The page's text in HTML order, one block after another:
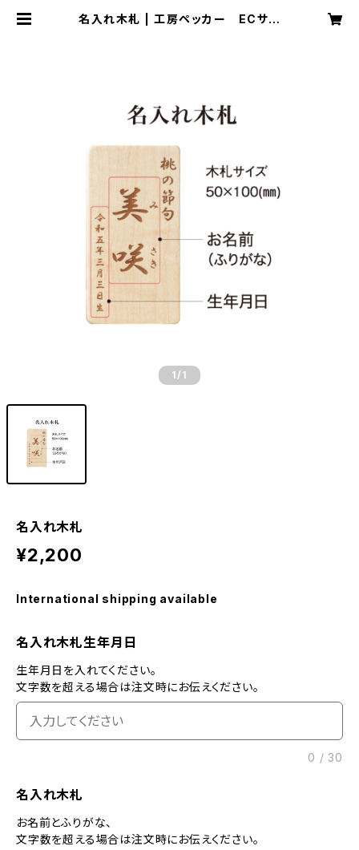
名入れ木札 | 工房ペッカー ECサイ
1 /1
名入れ木札
¥2,200
International shipping available
名入れ木札生年月日
生年月日を入れてください。
文字数を超える場合は注文時にお伝えください。
0 /30
名入れ木札
お名前とふりがな、
文字数を超える場合は注文時にお伝えください。